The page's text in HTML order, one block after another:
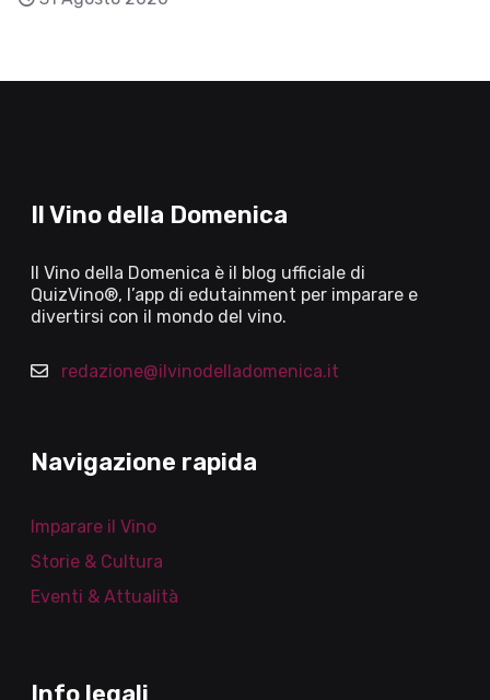
Il Vino della Domenica
Il Vino della Domenica è il blog ufficiale di
QuizVino®, l’app di edutainment per imparare e
divertirsi con il mondo del vino.
redazione@ilvinodelladomenica.it
Navigazione rapida
Imparare il Vino
Storie & Cultura
Eventi & Attualità
Info legali